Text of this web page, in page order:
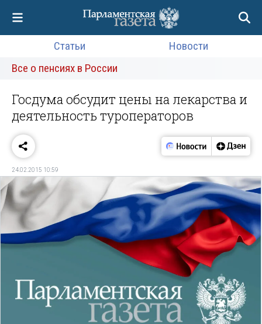
Статьи
Новости
Все о пенсиях в России
Госдума обсудит цены на лекарства и
деятельность туроператоров
24.02.2015 10:59